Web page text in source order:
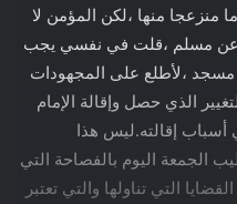
منزعجا منها ،لكن المؤمن لا
عن مسلم ،قلت في نفسي يجب
،لأطلع على المجهودات
الذي حصل وإقالة الإمام
إقالته.ليس هذا
الجمعة اليوم بالفصاحة التي
التي تناولها والتي تعتبر